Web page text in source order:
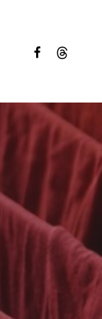
facebookthreads